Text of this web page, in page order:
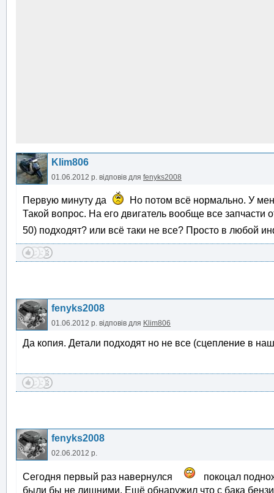
Klim806
01.06.2012 р. відповів для fenyks2008
Первую минуту да
Но потом всё нормально. У
Такой вопрос. На его двигатель вообще все
50) подходят? или всё таки не все? Просто в любой
fenyks2008
01.06.2012 р. відповів для Klim806
Да копия. Детали подходят но не все (сцепление в
fenyks2008
02.06.2012 р.
Сегодня первый раз навернулся
покоцал
были бы не лишними. Ещё обнаружил что с бака